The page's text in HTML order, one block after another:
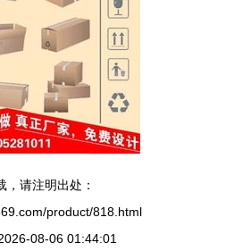
，请注明出处：
product/818.html
08-06 01:44:01